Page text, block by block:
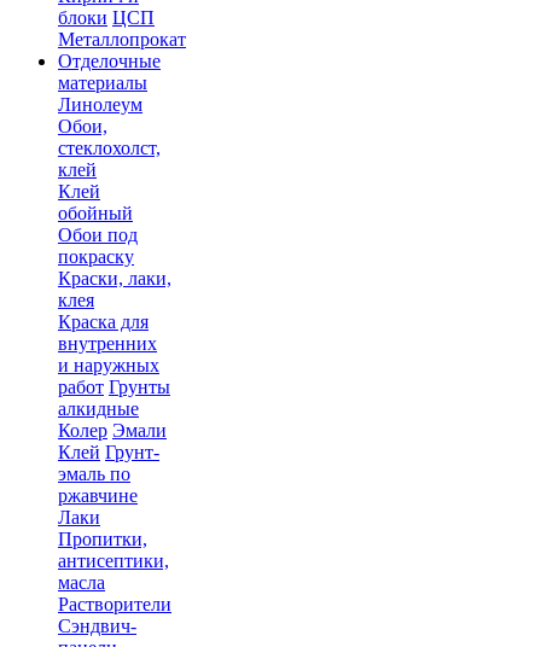
блоки ЦСП
Металлопрокат
Отделочные
материалы
Линолеум
Обои,
стеклохолст,
клей
Клей
обойный
Обои под
покраску
Краски, лаки,
клея
Краска для
внутренних
и наружных
работ Грунты
алкидные
Колер Эмали
Клей Грунт-
эмаль по
ржавчине
Лаки
Пропитки,
антисептики,
масла
Растворители
Сэндвич-